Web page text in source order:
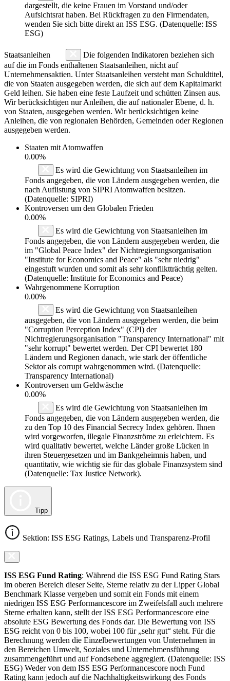
dargestellt, die keine Frauen im Vorstand und/oder
Aufsichtsrat haben. Bei Rückfragen zu den Firmendaten,
wenden Sie sich bitte direkt an ISS ESG. (Datenquelle: ISS
ESG)
Staatsanleihen
Die folgenden Indikatoren beziehen sich
auf die im Fonds enthaltenen Staatsanleihen, nicht auf
Unternehmensaktien. Unter Staatsanleihen versteht man Schuldtitel,
die von Staaten ausgegeben werden, die sich auf dem Kapitalmarkt
Geld leihen. Sie haben eine feste Laufzeit und schütten Zinsen aus.
Wir berücksichtigen nur Anleihen, die auf nationaler Ebene, d. h.
von Staaten, ausgegeben werden. Wir berücksichtigen keine
Anleihen, die von regionalen Behörden, Gemeinden oder Regionen
ausgegeben werden.
Staaten mit Atomwaffen
0.00%
Es wird die Gewichtung von Staatsanleihen im
Fonds angegeben, die von Ländern ausgegeben werden, die
nach Auflistung von SIPRI Atomwaffen besitzen.
(Datenquelle: SIPRI)
Kontroversen um den Globalen Frieden
0.00%
Es wird die Gewichtung von Staatsanleihen im
Fonds angegeben, die von Ländern ausgegeben werden, die
im "Global Peace Index" der Nichtregierungsorganisation
"Institute for Economics and Peace" als "sehr niedrig"
eingestuft wurden und somit als sehr konfliktträchtig gelten.
(Datenquelle: Institute for Economics and Peace)
Wahrgenommene Korruption
0.00%
Es wird die Gewichtung von Staatsanleihen
ausgegeben, die von Ländern ausgegeben werden, die beim
"Corruption Perception Index" (CPI) der
Nichtregierungsorganisation "Transparency International" mit
"sehr korrupt" bewertet werden. Der CPI bewertet 180
Ländern und Regionen danach, wie stark der öffentliche
Sektor als corrupt wahrgenommen wird. (Datenquelle:
Transparency International)
Kontroversen um Geldwäsche
0.00%
Es wird die Gewichtung von Staatsanleihen im
Fonds angegeben, die von Ländern ausgegeben werden, die
zu den Top 10 des Financial Secrecy Index gehören. Ihnen
wird vorgeworfen, illegale Finanzströme zu erleichtern. Es
wird qualitativ bewertet, welche Länder große Lücken in
ihren Steuergesetzen und im Bankgeheimnis haben, und
quantitativ, wie wichtig sie für das globale Finanzsystem sind
(Datenquelle: Tax Justice Network).
Tipp
Sektion: ISS ESG Ratings, Labels und Transparenz-Profil
ISS ESG Fund Rating: Während die ISS ESG Fund Rating Stars
im oberen Bereich dieser Seite, Sterne relativ zu der Lipper Global
Benchmark Klasse vergeben und somit ein Fonds mit einem
niedrigen ISS ESG Performancescore im Zweifelsfall auch mehrere
Sterne erhalten kann, stellt der ISS ESG Performancescore eine
absolute ESG Bewertung des Fonds dar. Die Bewertung von ISS
ESG reicht von 0 bis 100, wobei 100 für „sehr gut“ steht. Für die
Berechnung werden die Einzelbewertungen von Unternehmen in
den Bereichen Umwelt, Soziales und Unternehmensführung
zusammengeführt und auf Fondsebene aggregiert. (Datenquelle: ISS
ESG) Weder von dem ISS ESG Performancescore noch Fund
Rating kann jedoch auf die Nachhaltigkeitswirkung des Fonds